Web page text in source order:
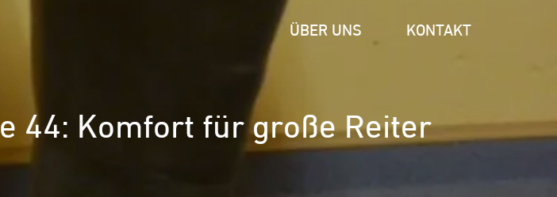
ÜBER UNS KONTAKT
44: Komfort für große Reiter